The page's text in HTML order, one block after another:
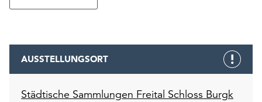
AUSSTELLUNGSORT
Städtische Sammlungen Freital Schloss Burgk